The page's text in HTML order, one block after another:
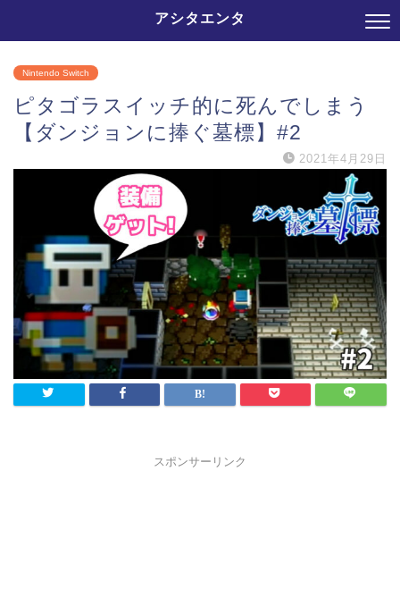
アシタエンタ
Nintendo Switch
ピタゴラスイッチ的に死んでしまう
【ダンジョンに捧ぐ墓標】#2
2021年4月29日
スポンサーリンク